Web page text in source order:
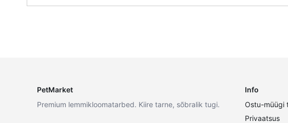
PetMarket
Premium lemmikloomatarbed. Kiire tarne, sõbralik tugi.
Info
Ostu-müügi
Privaatsus